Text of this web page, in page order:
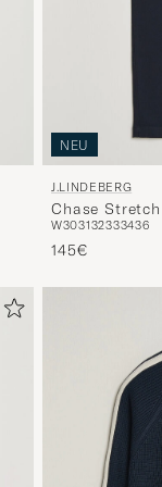
NEU
J.LINDEBERG
Chase
W303132333436
145€